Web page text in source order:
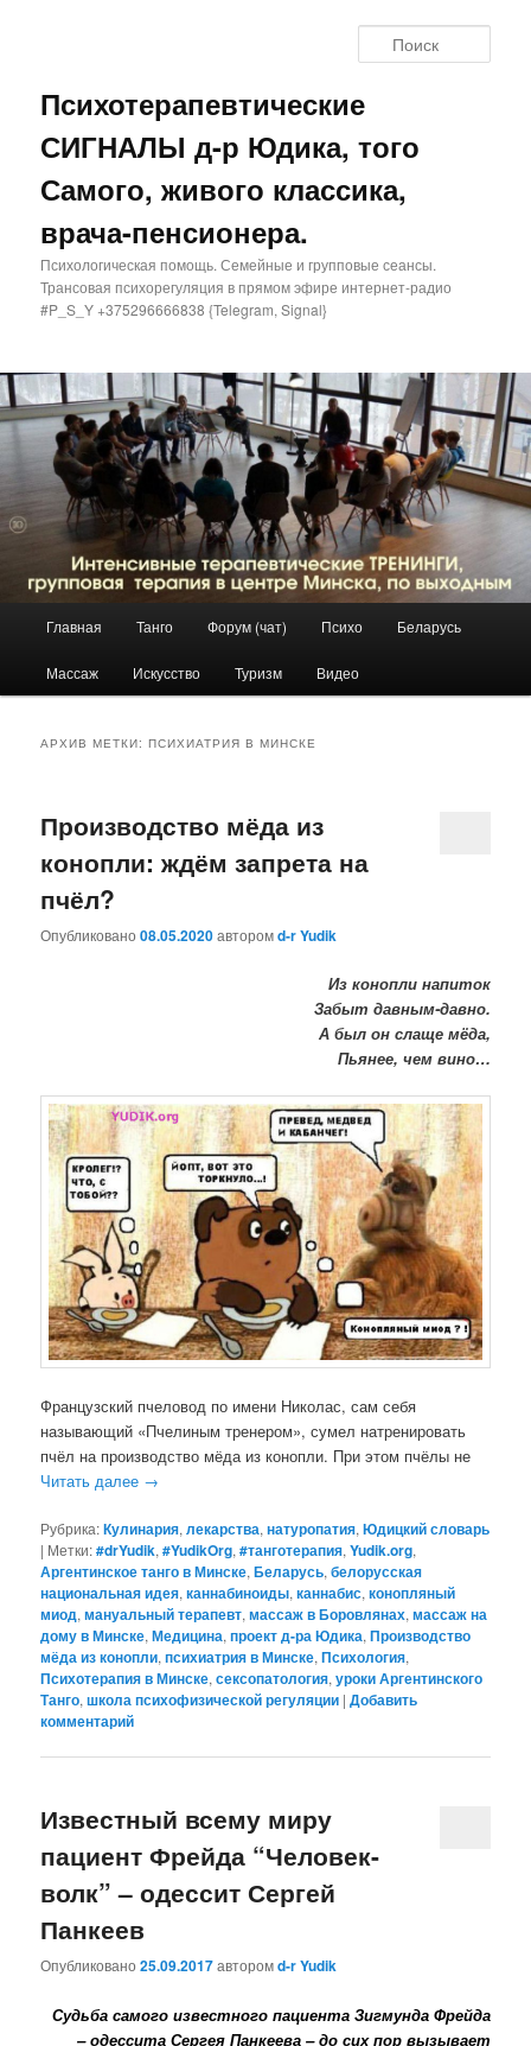
Психотерапевтические
СИГНАЛЫ д-р Юдика, того
Самого, живого классика,
врача-пенсионера.
Психологическая помощь. Семейные и групповые сеансы.
Трансовая психорегуляция в прямом эфире интернет-радио
#P_S_Y +375296666838 {Telegram, Signal}
Перейти
к
Перейти
к
Главная Танго Форум (чат) Психо Беларусь
Массаж Искусство Туризм Видео
АРХИВ МЕТКИ:ПСИХИАТРИЯ В МИНСКЕ
Производство мёда из
конопли: ждём запрета на
пчёл?
Опубликовано08.05.2020авторомd-r Yudik
Из конопли напиток
Забыт давным-давно.
А был он слаще мёда,
Пьянее, чем вино…
Французский пчеловод по имени Николас, сам себя
называющий «Пчелиным тренером», сумел натренировать
пчёл на производство мёда из конопли. При этом пчёлы не
Читать далее →
Рубрика:Кулинария,лекарства,натуропатия,Юдицкий словарь
| Метки:#‎drYudik,#YudikOrg,#танготерапия,Yudik.org,
Аргентинское танго в Минске,Беларусь,белорусская
национальная идея,каннабиноиды,каннабис,конопляный
миод,мануальный терапевт,массаж в Боровлянах,массаж на
дому в Минске,Медицина,проект д-ра Юдика,Производство
мёда из конопли,психиатрия в Минске,Психология,
Психотерапия в Минске,сексопатология,уроки Аргентинского
Танго,школа психофизической регуляции |Добавить
комментарий
Известный всему миру
пациент Фрейда “Человек-
волк” – одессит Сергей
Панкеев
Опубликовано25.09.2017авторомd-r Yudik
Судьба самого известного пациента Зигмунда Фрейда
– одессита Сергея Панкеева – до сих пор вызывает